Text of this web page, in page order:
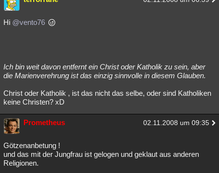
Hi @vento76
Ich bin weit davon entfernt ein Christ oder Katholik zu sein, aber
die Marienverehrung ist das einzig sinnvolle in diesem Glauben.
Christ oder Katholik , ist das nicht das selbe, oder sind Katholiken
keine Christen? xD
Prometheus 02.11.2008 um 09:35
Götzenanbetung !
und das mit der Jungfrau ist gelogen und geklaut aus anderen
Religionen.